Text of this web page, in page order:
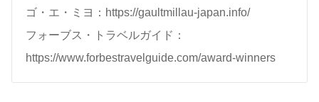
ゴ・エ・ミヨ：https://gaultmillau-japan.info/
フォーブス・トラベルガイド：
https://www.forbestravelguide.com/award-winners